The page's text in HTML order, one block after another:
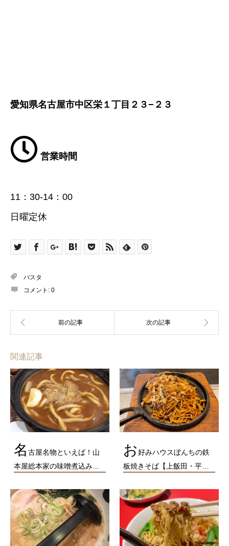
愛知県名古屋市中区栄１丁目２３−２３
営業時間
11：30-14：00
日曜定休
パスタ
コメント: 0
関連記事
名 古屋名物といえば！山
本屋総本家の味噌煮込み…
お好みハウスぼんちの鉄
板焼きそば【上飯田・平…